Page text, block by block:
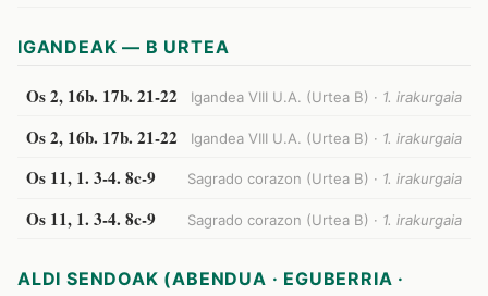
IGANDEAK — B URTEA
Os 2, 16b. 17b. 21-22 Igandea VIII U.A. (Urtea B) · 1. irakurgaia
Os 2, 16b. 17b. 21-22 Igandea VIII U.A. (Urtea B) · 1. irakurgaia
Os 11, 1. 3-4. 8c-9 Sagrado corazon (Urtea B) · 1. irakurgaia
Os 11, 1. 3-4. 8c-9 Sagrado corazon (Urtea B) · 1. irakurgaia
ALDI SENDOAK (ABENDUA · EGUBERRIA ·